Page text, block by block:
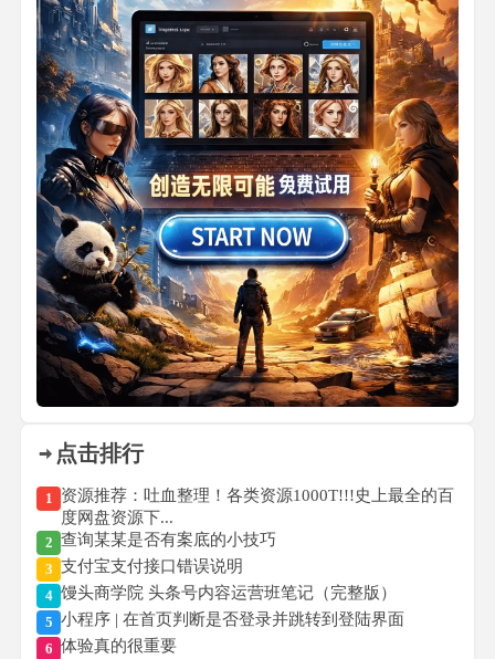
点击排行
1 资源推荐：吐血整理！各类资源1000T!!!史上最全的百
度网盘资源下...
2 查询某某是否有案底的小技巧
3 支付宝支付接口错误说明
4 馒头商学院 头条号内容运营班笔记（完整版）
5 小程序 | 在首页判断是否登录并跳转到登陆界面
6 体验真的很重要